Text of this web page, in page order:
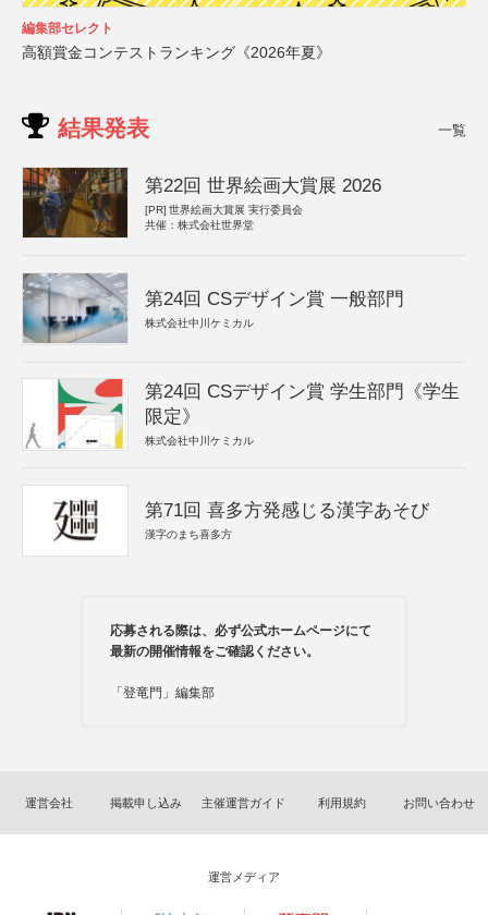
編集部セレクト
高額賞金コンテストランキング《2026年夏》
結果発表 一覧
第22回 世界絵画大賞展 2026
[PR] 世界絵画大賞展 実行委員会
共催：株式会社世界堂
第24回 CSデザイン賞 一般部門
株式会社中川ケミカル
第24回 CSデザイン賞 学生部門《学生
限定》
株式会社中川ケミカル
第71回 喜多方発感じる漢字あそび
漢字のまち喜多方
応募される際は、必ず公式ホームページにて
最新の開催情報をご確認ください。
「登竜門」編集部
運営会社 掲載申し込み 主催運営ガイド 利用規約 お問い合わせ
運営メディア